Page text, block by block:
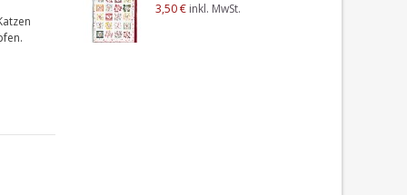
3,50 € inkl. MwSt.